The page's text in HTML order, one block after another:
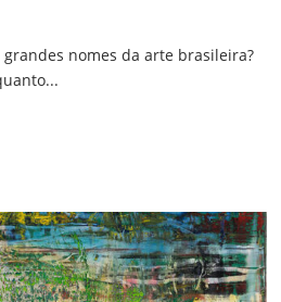
grandes nomes da arte brasileira?